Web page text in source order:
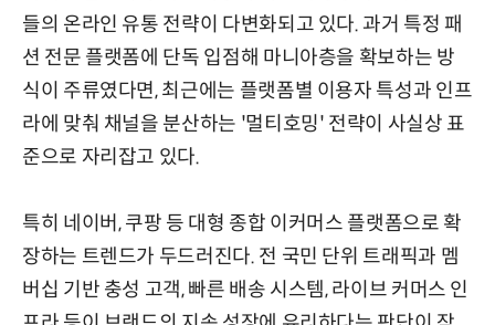
들의 온라인 유통 전략이 다변화되고 있다. 과거 특정 패
션 전문 플랫폼에 단독 입점해 마니아층을 확보하는 방
식이 주류였다면, 최근에는 플랫폼별 이용자 특성과 인프
라에 맞춰 채널을 분산하는 '멀티호밍' 전략이 사실상 표
준으로 자리잡고 있다.
특히 네이버, 쿠팡 등 대형 종합 이커머스 플랫폼으로 확
장하는 트렌드가 두드러진다. 전 국민 단위 트래픽과 멤
버십 기반 충성 고객, 빠른 배송 시스템, 라이브 커머스 인